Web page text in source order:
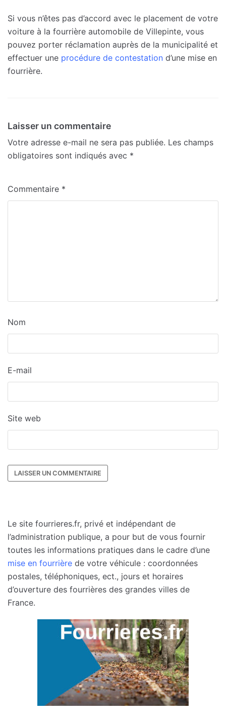
Si vous n’êtes pas d’accord avec le placement de votre
voiture à la fourrière automobile de Villepinte, vous
pouvez porter réclamation auprès de la municipalité et
effectuer une procédure de contestation d’une mise en
fourrière.
Laisser un commentaire
Votre adresse e-mail ne sera pas publiée. Les champs
obligatoires sont indiqués avec *
Commentaire *
Nom
E-mail
Site web
Le site fourrieres.fr, privé et indépendant de
l’administration publique, a pour but de vous fournir
toutes les informations pratiques dans le cadre d’une
mise en fourrière de votre véhicule : coordonnées
postales, téléphoniques, ect., jours et horaires
d’ouverture des fourrières des grandes villes de
France.